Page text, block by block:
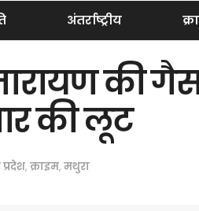
अंतर्राष्ट्रीय
की
की लूट
प्रदेश, क्राइम, मथुरा